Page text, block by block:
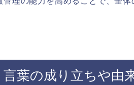
言葉の成り立ちや由